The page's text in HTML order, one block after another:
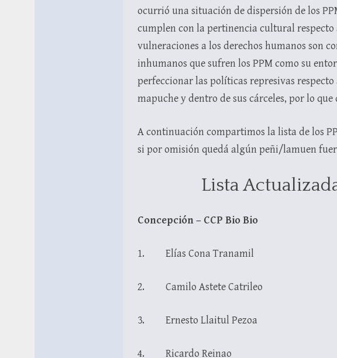
ocurrió una situación de dispersión de los
cumplen con la pertinencia cultural respecto
vulneraciones a los derechos humanos son
inhumanos que sufren los PPM como su
perfeccionar las políticas represivas
mapuche y dentro de sus cárceles, por lo
A continuación compartimos la lista de los
si por omisión quedá algún peñi/lamuen
Lista
Concepción – CCP Bio Bio
1. Elías Cona Tranamil
2. Camilo Astete Catrileo
3. Ernesto Llaitul Pezoa
4. Ricardo Reinao